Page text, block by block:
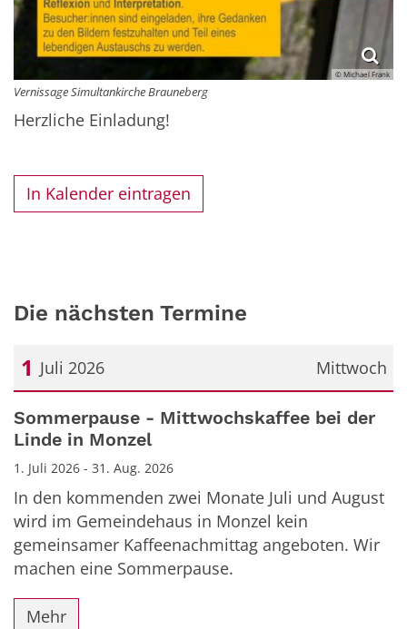
© Michael Frank
Vernissage Simultankirche Brauneberg
Herzliche Einladung!
In Kalender eintragen
Die nächsten Termine
Mittwoch
1 Juli 2026
Datum: 1. Juli 2026
Sommerpause - Mittwochskaffee bei der
Linde in Monzel
1. Juli 2026 - 31. Aug. 2026
In den kommenden zwei Monate Juli und August
wird im Gemeindehaus in Monzel kein
gemeinsamer Kaffeenachmittag angeboten. Wir
machen eine Sommerpause.
Mehr